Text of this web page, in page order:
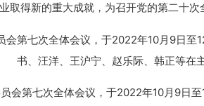
取得新的重大成就，为召开党的第二十次
第七次全体会议，于2022年10月9日至